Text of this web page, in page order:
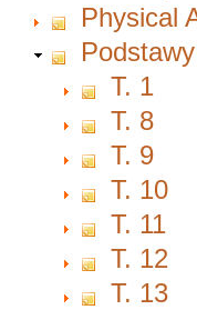
Physical
T. 1
T. 8
T. 9
T. 10
T. 11
T. 12
T. 13